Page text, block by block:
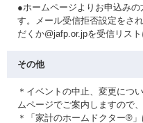
●ホームページよりお申込み
す。メール受信拒否設定をさ
だくか@jafp.or.jpを受信リスト
その他
＊イベントの中止、変更につ
ムページでご案内しますので
＊「家計のホームドクター®